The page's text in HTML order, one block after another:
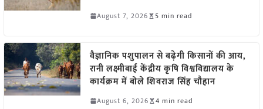
August 7, 2026 5 min read
वैज्ञानिक पशुपालन से बढ़ेगी किसानों की आय,
रानी लक्ष्मीबाई केंद्रीय कृषि विश्वविद्यालय के
कार्यक्रम में बोले शिवराज सिंह चौहान
August 6, 2026 4 min read